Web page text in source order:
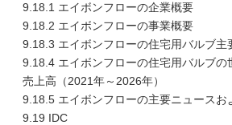
9.18.1 エイボンフローの企業概要
9.18.2 エイボンフローの事業概要
9.18.3 エイボンフローの住宅用バルブ主
9.18.4 エイボンフローの住宅用バルブの
売上高（2021年～2026年）
9.18.5 エイボンフローの主要ニュースお
9.19 IDC